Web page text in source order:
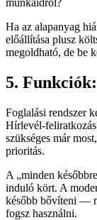
munkáidról?
Ha az alapanyag
előállítása plusz
megoldható, de be
5.
Foglalási rendszer
Hírlevél-
szükséges már
prioritás.
A „minden
induló kört. A
később bővíteni —
fogsz használni.